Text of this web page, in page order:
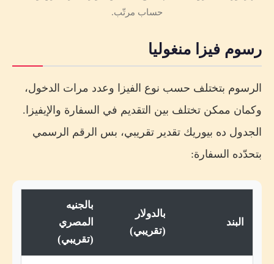
حساب مرتّب.
رسوم فيزا منغوليا
الرسوم بتختلف حسب نوع الفيزا وعدد مرات الدخول،
وكمان ممكن تختلف بين التقديم في السفارة والإيفيزا.
الجدول ده بيوريك تقدير تقريبي، بس الرقم الرسمي
بتحدّده السفارة:
البند
بالدولار
(تقريبي)
بالجنيه
المصري
(تقريبي)